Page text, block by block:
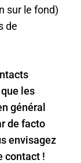
sur le fond)
de
les
général
de facto
envisagez
contact !